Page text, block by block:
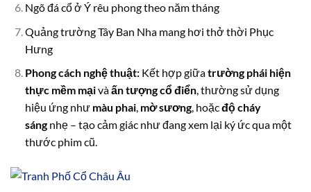
Ngõ đá cổ ở Ý rêu phong theo năm tháng
Quảng trường Tây Ban Nha mang hơi thở thời Phục
Hưng
Phong cách nghệ thuật:Kết hợp giữatrường phái hiện
thực mềm mạivàấn tượng cổ điển, thường sử dụng
hiệu ứng như màu phai, mờ sương, hoặcđộ cháy
sángnhẹ – tạo cảm giác như đang xem lại ký ức qua một
thước phim cũ.